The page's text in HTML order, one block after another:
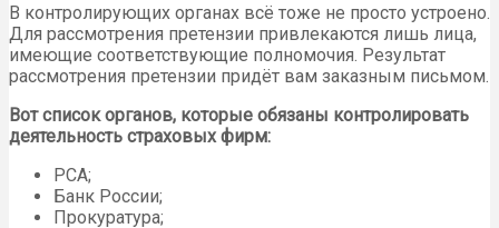
В контролирующих органах всё тоже не просто устроено.
Для рассмотрения претензии привлекаются лишь лица,
имеющие соответствующие полномочия. Результат
рассмотрения претензии придёт вам заказным письмом.
Вот список органов, которые обязаны контролировать
деятельность страховых фирм:
РСА;
Банк России;
Прокуратура;